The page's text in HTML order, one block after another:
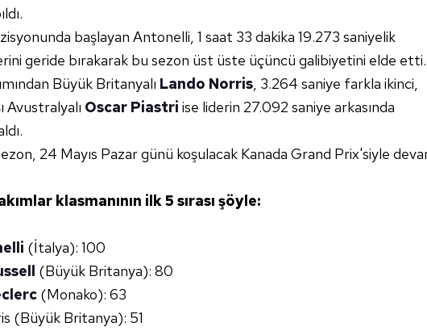
başlayan Antonelli, 1 saat 33 dakika 19.273 saniyelik
geride bırakarak bu sezon üst üste üçüncü galibiyetini elde etti.
Büyük Britanyalı Lando Norris, 3.264 saniye farkla ikinci,
Avustralyalı Oscar Piastri ise liderin 27.092 saniye arkasında
24 Mayıs Pazar günü koşulacak Kanada Grand Prix'siyle
klasmanının ilk 5 sırası şöyle:
(İtalya): 100
(Büyük Britanya): 80
(Monako): 63
(Büyük Britanya): 51